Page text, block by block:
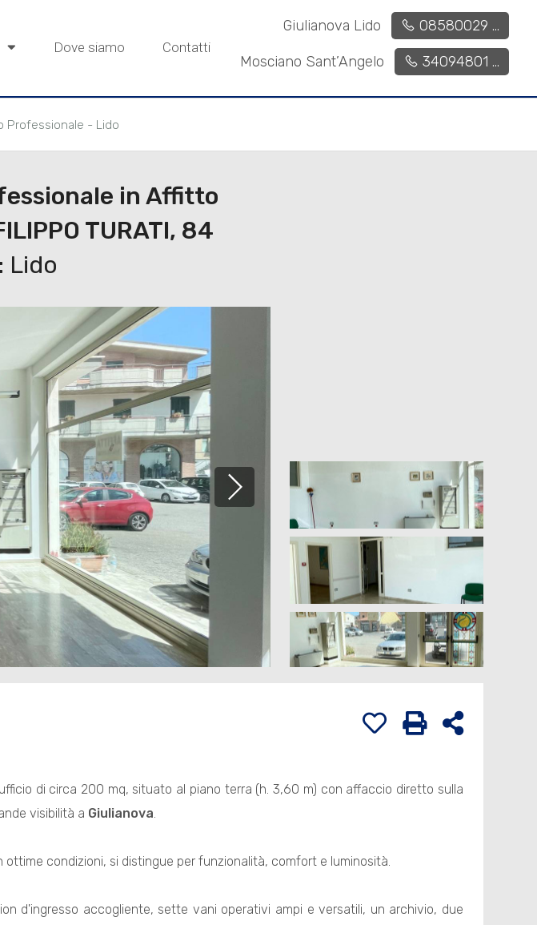
Dove siamo Contatti
Giulianova Lido 08580029 ...
Mosciano Sant’Angelo 34094801 ...
Professionale - Lido
in Affitto
TURATI, 84
Lido
di circa 200 mq, situato al piano terra (h. 3,60 m) con affaccio diretto sulla
visibilità a Giulianova.
condizioni, si distingue per funzionalità, comfort e luminosità.
d'ingresso accogliente, sette vani operativi ampi e versatili, un archivio, due